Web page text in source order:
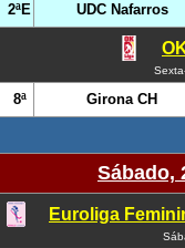
2ªE UDC Nafarros
8ª Girona CH
Sábado,
Euroliga